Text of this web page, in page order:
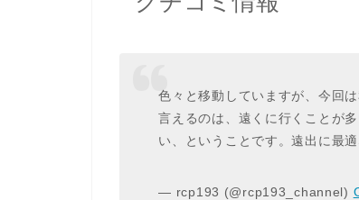
色々と移動していますが、今回
言えるのは、遠くに行くことが
い、ということです。遠出に最
— rcp193 (@rcp193_channel)